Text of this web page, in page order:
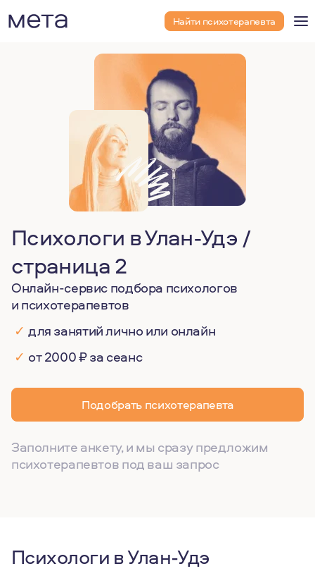
Найти психотерапевта
Психологи в Улан-Удэ /
страница 2
Онлайн-сервис подбора психологов
и психотерапевтов
✓ для занятий лично или онлайн
✓ от 2000 ₽ за сеанс
Подобрать психотерапевта
Заполните анкету, и мы сразу предложим
психотерапевтов под ваш запрос
Психологи в Улан-Удэ